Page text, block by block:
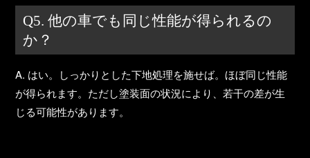
Q5. 他の車でも同じ性能が得られるの
か？
A. はい。しっかりとした下地処理を施せば。ほぼ同じ性能
が得られます。ただし塗装面の状況により、若干の差が生
じる可能性があります。